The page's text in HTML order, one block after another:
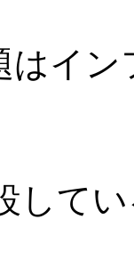
イン
して